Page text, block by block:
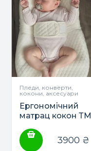
Пледи, конверти,
кокони, аксесуари
Ергономічний
матрац кокон ТМ
3900 ₴